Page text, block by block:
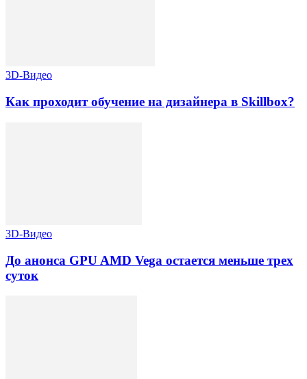
3D-Видео
Как проходит обучение на дизайнера в Skillbox?
3D-Видео
До анонса GPU AMD Vega остается меньше трех
суток